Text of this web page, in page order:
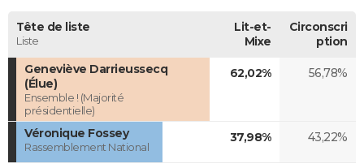
Tête de liste
Liste
Lit-et-
Mixe
Circonscri
ption
Geneviève Darrieussecq
(Élue)
Ensemble ! (Majorité
présidentielle)
62,02% 56,78%
Véronique Fossey
Rassemblement National
37,98% 43,22%